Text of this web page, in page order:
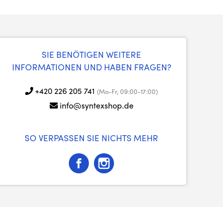
SIE BENÖTIGEN WEITERE
INFORMATIONEN UND HABEN FRAGEN?
+420 226 205 741 (Mo-Fr, 09:00-17:00)
info@syntexshop.de
SO VERPASSEN SIE NICHTS MEHR